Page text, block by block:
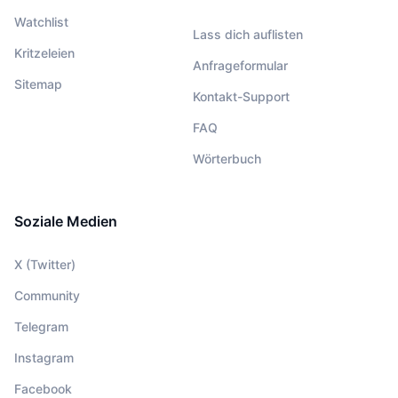
Watchlist
Kritzeleien
Sitemap
Lass dich auflisten
Anfrageformular
Kontakt-Support
FAQ
Wörterbuch
Soziale Medien
X (Twitter)
Community
Telegram
Instagram
Facebook